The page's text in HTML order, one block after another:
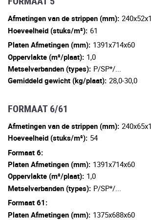
Afmetingen van de strippen (mm):
Hoeveelheid (stuks/m²): 61
Platen Afmetingen (mm): 1391x714x60
Oppervlakte (m²/plaat): 1,0
Metselverbanden (types): P/SP*/...
Gemiddeld gewicht (kg/plaat): 28,0-30,0
FORMAAT 6/61
Afmetingen van de strippen (mm):
Hoeveelheid (stuks/m²): 54
Formaat 6:
Platen Afmetingen (mm): 1391x714x60
Oppervlakte (m²/plaat): 1,0
Metselverbanden (types): P/SP*/...
Formaat 61:
Platen Afmetingen (mm): 1375x688x60